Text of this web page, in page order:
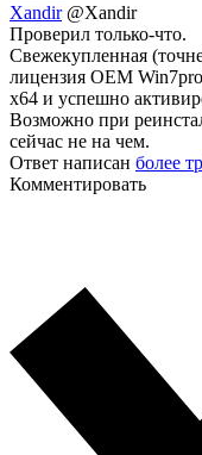
Xandir @Xandir
Проверил только-что.
Свежекупленная
лицензия OEM
x64 и успешно
Возможно при
сейчас не на чем.
Ответ написан более
Комментировать